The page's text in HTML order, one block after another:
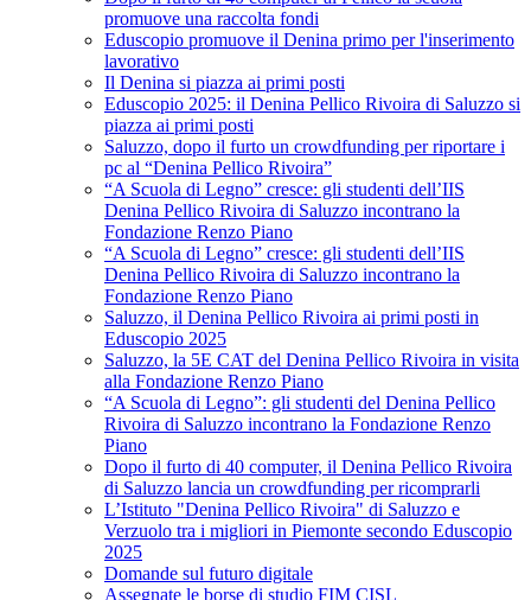
promuove una raccolta fondi
Eduscopio promuove il Denina primo per l'inserimento
lavorativo
Il Denina si piazza ai primi posti
Eduscopio 2025: il Denina Pellico Rivoira di Saluzzo si
piazza ai primi posti
Saluzzo, dopo il furto un crowdfunding per riportare i
pc al “Denina Pellico Rivoira”
“A Scuola di Legno” cresce: gli studenti dell’IIS
Denina Pellico Rivoira di Saluzzo incontrano la
Fondazione Renzo Piano
“A Scuola di Legno” cresce: gli studenti dell’IIS
Denina Pellico Rivoira di Saluzzo incontrano la
Fondazione Renzo Piano
Saluzzo, il Denina Pellico Rivoira ai primi posti in
Eduscopio 2025
Saluzzo, la 5E CAT del Denina Pellico Rivoira in visita
alla Fondazione Renzo Piano
“A Scuola di Legno”: gli studenti del Denina Pellico
Rivoira di Saluzzo incontrano la Fondazione Renzo
Piano
Dopo il furto di 40 computer, il Denina Pellico Rivoira
di Saluzzo lancia un crowdfunding per ricomprarli
L’Istituto "Denina Pellico Rivoira" di Saluzzo e
Verzuolo tra i migliori in Piemonte secondo Eduscopio
2025
Domande sul futuro digitale
Assegnate le borse di studio FIM CISL